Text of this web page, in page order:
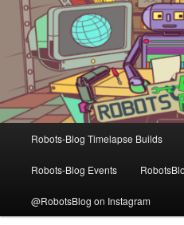
Robots-Blog Timelapse Builds
Robots-Blog Events
@RobotsBlog on Instagram